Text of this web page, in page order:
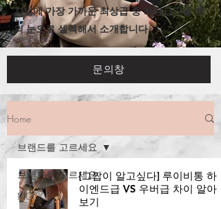
지널에 가장 가까운 최상급 중 최상급만을 매
의 눈으로 셀렉해서 소개합니다.
문의창
Home
브랜드를 고르세요
NOTICE
브랜드를 고르세요
[그짭이 알고싶다] 루이비통 하
이엔드급 VS 우버급 차이 알아
보기